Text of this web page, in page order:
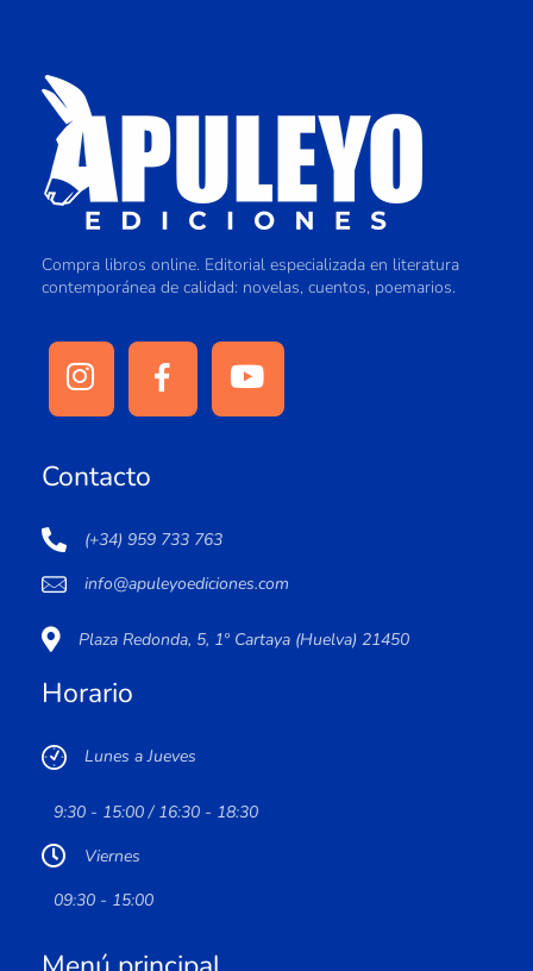
Compra libros online. Editorial especializada en literatura
contemporánea de calidad: novelas, cuentos, poemarios.
Contacto
(+34) 959 733 763
info@apuleyoediciones.com
Plaza Redonda, 5, 1º Cartaya (Huelva) 21450
Horario
Lunes a Jueves
9:30 - 15:00 / 16:30 - 18:30
Viernes
09:30 - 15:00